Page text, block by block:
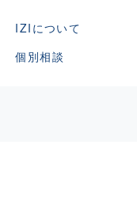
IZIについて
個別相談